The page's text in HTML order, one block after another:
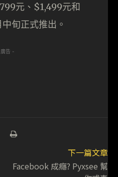
元、$1,499元和
旬正式推出。
告 -
下一篇文章
Facebook 成癮? Pyxsee 幫